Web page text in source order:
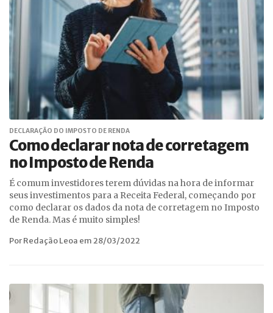
DECLARAÇÃO DO IMPOSTO DE RENDA
Como declarar nota de corretagem
no Imposto de Renda
É comum investidores terem dúvidas na hora de informar
seus investimentos para a Receita Federal, começando por
como declarar os dados da nota de corretagem no Imposto
de Renda. Mas é muito simples!
Por Redação Leoa em 28/03/2022